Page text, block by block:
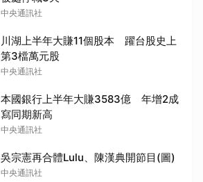
中央通訊社
川湖上半年大賺11個股本 躍台股史上
第3檔萬元股
中央通訊社
本國銀行上半年大賺3583億 年增2成
寫同期新高
中央通訊社
吳宗憲再合體Lulu、陳漢典開節目(圖)
中央通訊社